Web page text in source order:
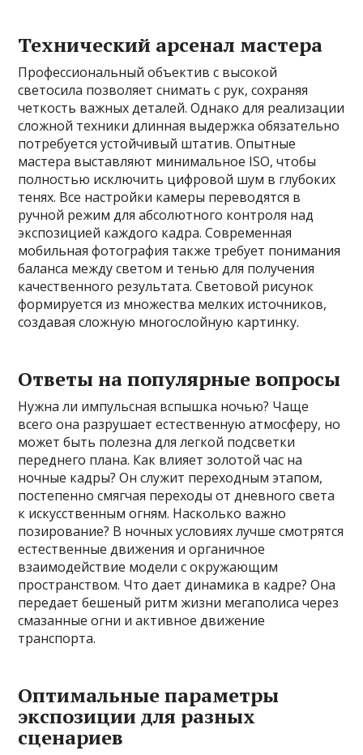
Технический арсенал мастера
Профессиональный объектив с высокой
светосила позволяет снимать с рук, сохраняя
четкость важных деталей. Однако для реализации
сложной техники длинная выдержка обязательно
потребуется устойчивый штатив. Опытные
мастера выставляют минимальное ISO, чтобы
полностью исключить цифровой шум в глубоких
тенях. Все настройки камеры переводятся в
ручной режим для абсолютного контроля над
экспозицией каждого кадра. Современная
мобильная фотография также требует понимания
баланса между светом и тенью для получения
качественного результата. Световой рисунок
формируется из множества мелких источников,
создавая сложную многослойную картинку.
Ответы на популярные вопросы
Нужна ли импульсная вспышка ночью? Чаще
всего она разрушает естественную атмосферу, но
может быть полезна для легкой подсветки
переднего плана. Как влияет золотой час на
ночные кадры? Он служит переходным этапом,
постепенно смягчая переходы от дневного света
к искусственным огням. Насколько важно
позирование? В ночных условиях лучше смотрятся
естественные движения и органичное
взаимодействие модели с окружающим
пространством. Что дает динамика в кадре? Она
передает бешеный ритм жизни мегаполиса через
смазанные огни и активное движение
транспорта.
Оптимальные параметры
экспозиции для разных
сценариев